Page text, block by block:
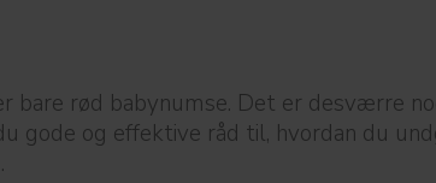
bare rød babynumse. Det er desværre
gode og effektive råd til, hvordan du